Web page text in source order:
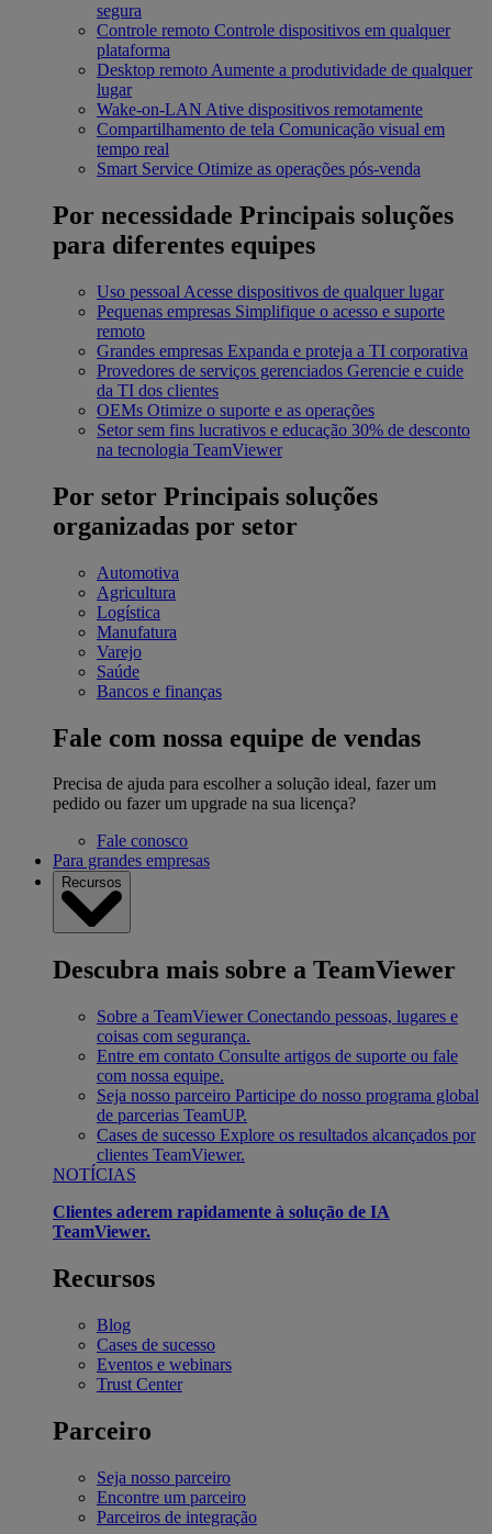
segura
Controle remoto Controle dispositivos em qualquer
plataforma
Desktop remoto Aumente a produtividade de qualquer
lugar
Wake-on-LAN Ative dispositivos remotamente
Compartilhamento de tela Comunicação visual em
tempo real
Smart Service Otimize as operações pós-venda
Por necessidade Principais soluções
para diferentes equipes
Uso pessoal Acesse dispositivos de qualquer lugar
Pequenas empresas Simplifique o acesso e suporte
remoto
Grandes empresas Expanda e proteja a TI corporativa
Provedores de serviços gerenciados Gerencie e cuide
da TI dos clientes
OEMs Otimize o suporte e as operações
Setor sem fins lucrativos e educação 30% de desconto
na tecnologia TeamViewer
Por setor Principais soluções
organizadas por setor
Automotiva
Agricultura
Logística
Manufatura
Varejo
Saúde
Bancos e finanças
Fale com nossa equipe de vendas
Precisa de ajuda para escolher a solução ideal, fazer um
pedido ou fazer um upgrade na sua licença?
Fale conosco
Para grandes empresas
Recursos
Descubra mais sobre a TeamViewer
Sobre a TeamViewer Conectando pessoas, lugares e
coisas com segurança.
Entre em contato Consulte artigos de suporte ou fale
com nossa equipe.
Seja nosso parceiro Participe do nosso programa global
de parcerias TeamUP.
Cases de sucesso Explore os resultados alcançados por
clientes TeamViewer.
NOTÍCIAS
Clientes aderem rapidamente à solução de IA
TeamViewer.
Recursos
Blog
Cases de sucesso
Eventos e webinars
Trust Center
Parceiro
Seja nosso parceiro
Encontre um parceiro
Parceiros de integração